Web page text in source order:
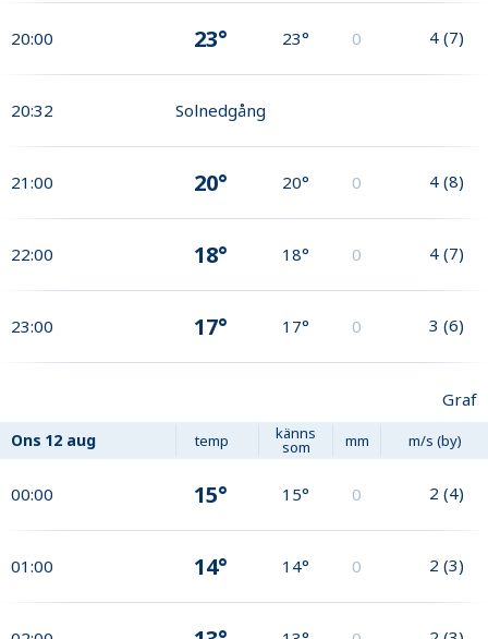
20:00 23° 23° 0 4 (7)
20:32 Solnedgång
21:00 20° 20° 0 4 (8)
22:00 18° 18° 0 4 (7)
23:00 17° 17° 0 3 (6)
Graf
Ons 12 aug temp känns
som mm m/s (by)
00:00 15° 15° 0 2 (4)
01:00 14° 14° 0 2 (3)